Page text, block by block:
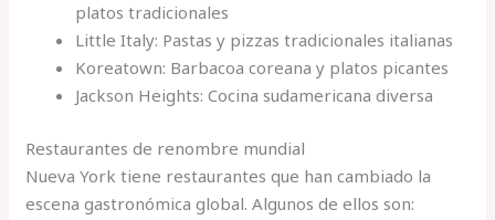
platos tradicionales
Little Italy: Pastas y pizzas tradicionales italianas
Koreatown: Barbacoa coreana y platos picantes
Jackson Heights: Cocina sudamericana diversa
Restaurantes de renombre mundial
Nueva York tiene restaurantes que han cambiado la
escena gastronómica global. Algunos de ellos son: